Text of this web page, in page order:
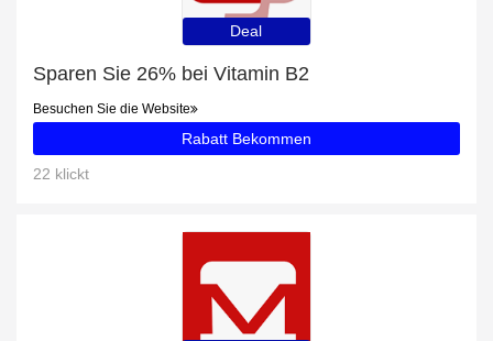
Deal
Sparen Sie 26% bei Vitamin B2
Besuchen Sie die Website
Rabatt Bekommen
22 klickt